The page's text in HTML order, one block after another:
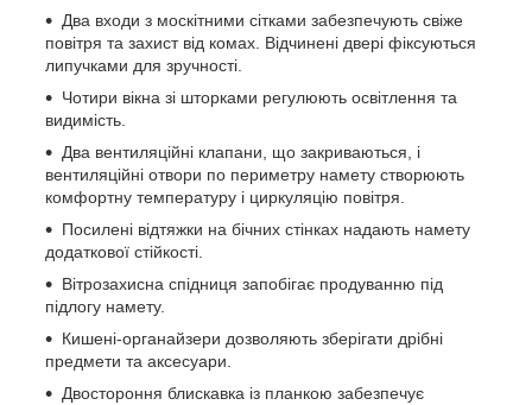
Два входи з москітними сітками забезпечують свіже
повітря та захист від комах. Відчинені двері фіксуються
липучками для зручності.
Чотири вікна зі шторками регулюють освітлення та
видимість.
Два вентиляційні клапани, що закриваються, і
вентиляційні отвори по периметру намету створюють
комфортну температуру і циркуляцію повітря.
Посилені відтяжки на бічних стінках надають намету
додаткової стійкості.
Вітрозахисна спідниця запобігає продуванню під
підлогу намету.
Кишені-органайзери дозволяють зберігати дрібні
предмети та аксесуари.
Двостороння блискавка із планкою забезпечує